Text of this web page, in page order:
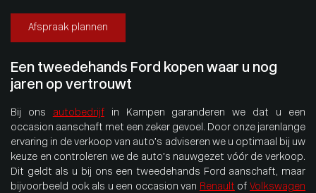
Afspraak plannen
Een tweedehands Ford kopen waar u nog
jaren op vertrouwt
Bij ons autobedrijfin Kampen garanderen we dat u een
occasion aanschaft met een zeker gevoel. Door onze jarenlange
ervaring in de verkoop van auto’s adviseren we u optimaal bij uw
keuze en controleren we de auto’s nauwgezet vóór de verkoop.
Dit geldt als u bij ons een tweedehands Ford aanschaft, maar
bijvoorbeeld ook als u een occasion van Renault ofVolkswagen